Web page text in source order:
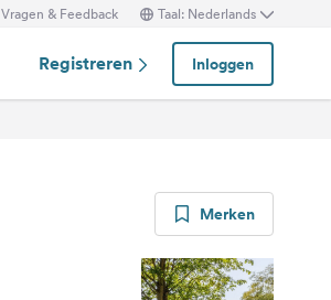
Vragen & Feedback Taal: Nederlands
Registreren Inloggen
Merken